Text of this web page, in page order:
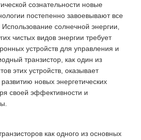
сознательности новые
постепенно завоевывают все
солнечной энергии,
чистых видов энергии требует
устройств для управления и
транзистор, как один из
этих устройств, оказывает
новых энергетических
своей эффективности и
как одного из основных